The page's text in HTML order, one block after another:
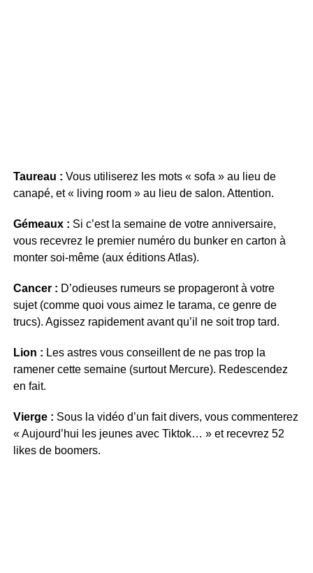
Taureau : Vous utiliserez les mots « sofa » au lieu de
canapé, et « living room » au lieu de salon. Attention.
Gémeaux : Si c’est la semaine de votre anniversaire,
vous recevrez le premier numéro du bunker en carton à
monter soi-même (aux éditions Atlas).
Cancer : D’odieuses rumeurs se propageront à votre
sujet (comme quoi vous aimez le tarama, ce genre de
trucs). Agissez rapidement avant qu’il ne soit trop tard.
Lion : Les astres vous conseillent de ne pas trop la
ramener cette semaine (surtout Mercure). Redescendez
en fait.
Vierge : Sous la vidéo d’un fait divers, vous commenterez
« Aujourd’hui les jeunes avec Tiktok… » et recevrez 52
likes de boomers.